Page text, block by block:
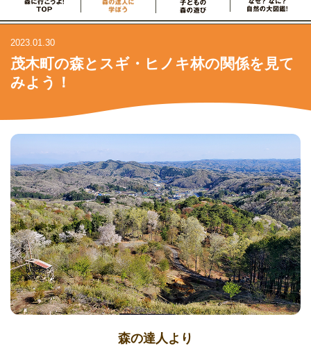
2023.01.30
茂木町の森とスギ・ヒノキ林の関係を見て
みよう！
森の達人より